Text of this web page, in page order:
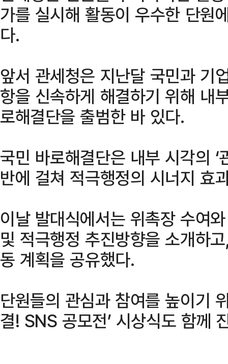
가를 실시해 활동이 우수한 단원
다.
앞서 관세청은 지난달 국민과 기
항을 신속하게 해결하기 위해 내
로해결단을 출범한 바 있다.
국민 바로해결단은 내부 시각의
반에 걸쳐 적극행정의 시너지 효
이날 발대식에서는 위촉장 수여
및 적극행정 추진방향을 소개하
동 계획을 공유했다.
단원들의 관심과 참여를 높이기
결! SNS 공모전’ 시상식도 함께